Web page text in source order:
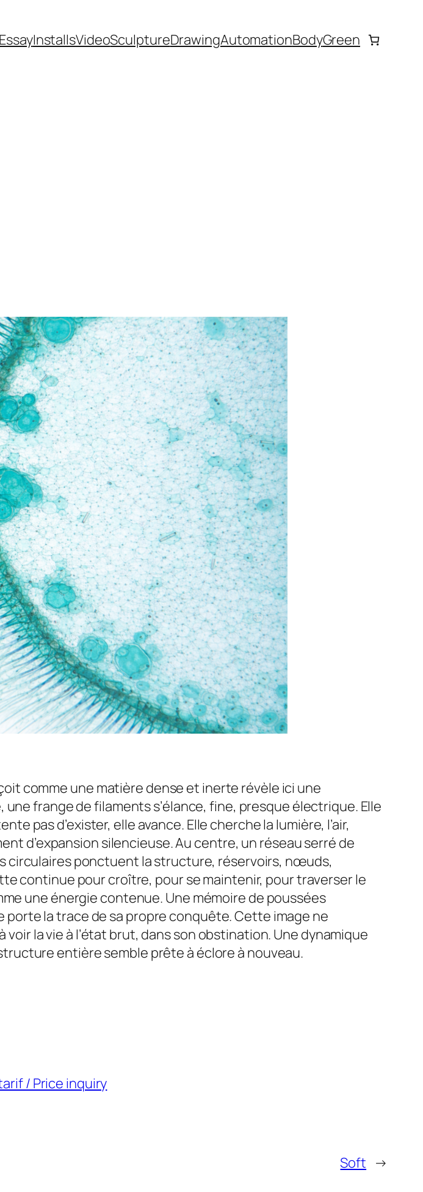
EssayInstallsVideoSculptureDrawingAutomationBodyGreen
comme une matière dense et inerte révèle ici une
frange de filaments s’élance, fine, presque électrique. Elle
pas d’exister, elle avance. Elle cherche la lumière, l’air,
d’expansion silencieuse. Au centre, un réseau serré de
circulaires ponctuent la structure, réservoirs, nœuds,
continue pour croître, pour se maintenir, pour traverser le
une énergie contenue. Une mémoire de poussées
la trace de sa propre conquête. Cette image ne
la vie à l’état brut, dans son obstination. Une dynamique
entière semble prête à éclore à nouveau.
/ Price inquiry
Soft →